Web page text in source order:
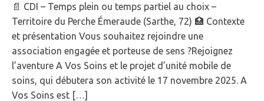
📄 CDI – Temps plein ou temps partiel au choix –
Territoire du Perche Émeraude (Sarthe, 72) 🏥 Contexte
et présentation Vous souhaitez rejoindre une
association engagée et porteuse de sens ?Rejoignez
l’aventure A Vos Soins et le projet d’unité mobile de
soins, qui débutera son activité le 17 novembre 2025. A
Vos Soins est […]